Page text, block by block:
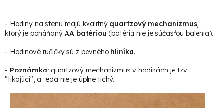
- Hodiny na stenu majú kvalitný quartzový mechanizmus,
ktorý je poháňaný AA batériou (batéria nie je súčasťou balenia).
- Hodinové ručičky sú z pevného hliníka.
- Poznámka: quartzový mechanizmus v hodinách je tzv.
"tikajúci", a teda nie je úplne tichý.